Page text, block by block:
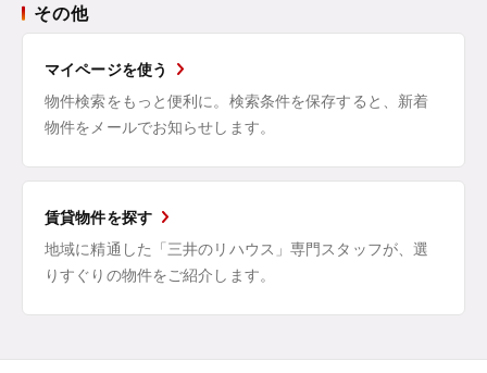
その他
マイページを使う
物件検索をもっと便利に。検索条件を保存すると、新着
物件をメールでお知らせします。
賃貸物件を探す
地域に精通した「三井のリハウス」専門スタッフが、選
りすぐりの物件をご紹介します。